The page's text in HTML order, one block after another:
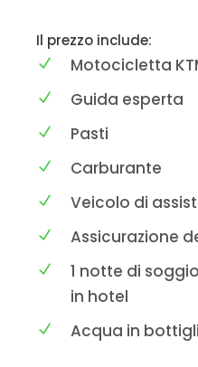
Il prezzo include:
Motocicletta
Guida esperta
Pasti
Carburante
Veicolo di
Assicurazione
1 notte di
in hotel
Acqua in